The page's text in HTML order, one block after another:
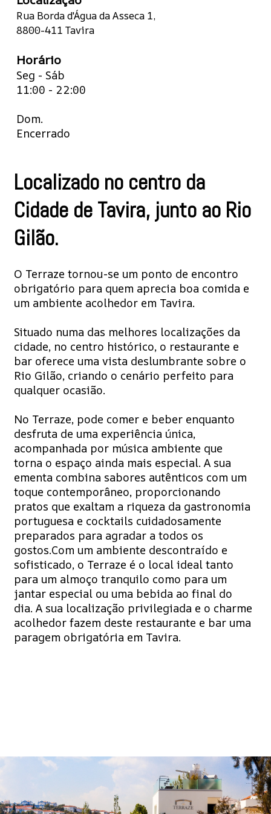
Rua Borda d'Água da Asseca 1,
8800-411 Tavira
Horário
Seg - Sáb
11:00 - 22:00
Dom.
Encerrado
Localizado no centro da
Cidade de Tavira, junto ao Rio
Gilão.
O Terraze tornou-se um ponto de encontro
obrigatório para quem aprecia boa comida e
um ambiente acolhedor em Tavira.
Situado numa das melhores localizações da
cidade, no centro histórico, o restaurante e
bar oferece uma vista deslumbrante sobre o
Rio Gilão, criando o cenário perfeito para
qualquer ocasião.
No Terraze, pode comer e beber enquanto
desfruta de uma experiência única,
acompanhada por música ambiente que
torna o espaço ainda mais especial. A sua
ementa combina sabores autênticos com um
toque contemporâneo, proporcionando
pratos que exaltam a riqueza da gastronomia
portuguesa e cocktails cuidadosamente
preparados para agradar a todos os
gostos.Com um ambiente descontraído e
sofisticado, o Terraze é o local ideal tanto
para um almoço tranquilo como para um
jantar especial ou uma bebida ao final do
dia. A sua localização privilegiada e o charme
acolhedor fazem deste restaurante e bar uma
paragem obrigatória em Tavira.